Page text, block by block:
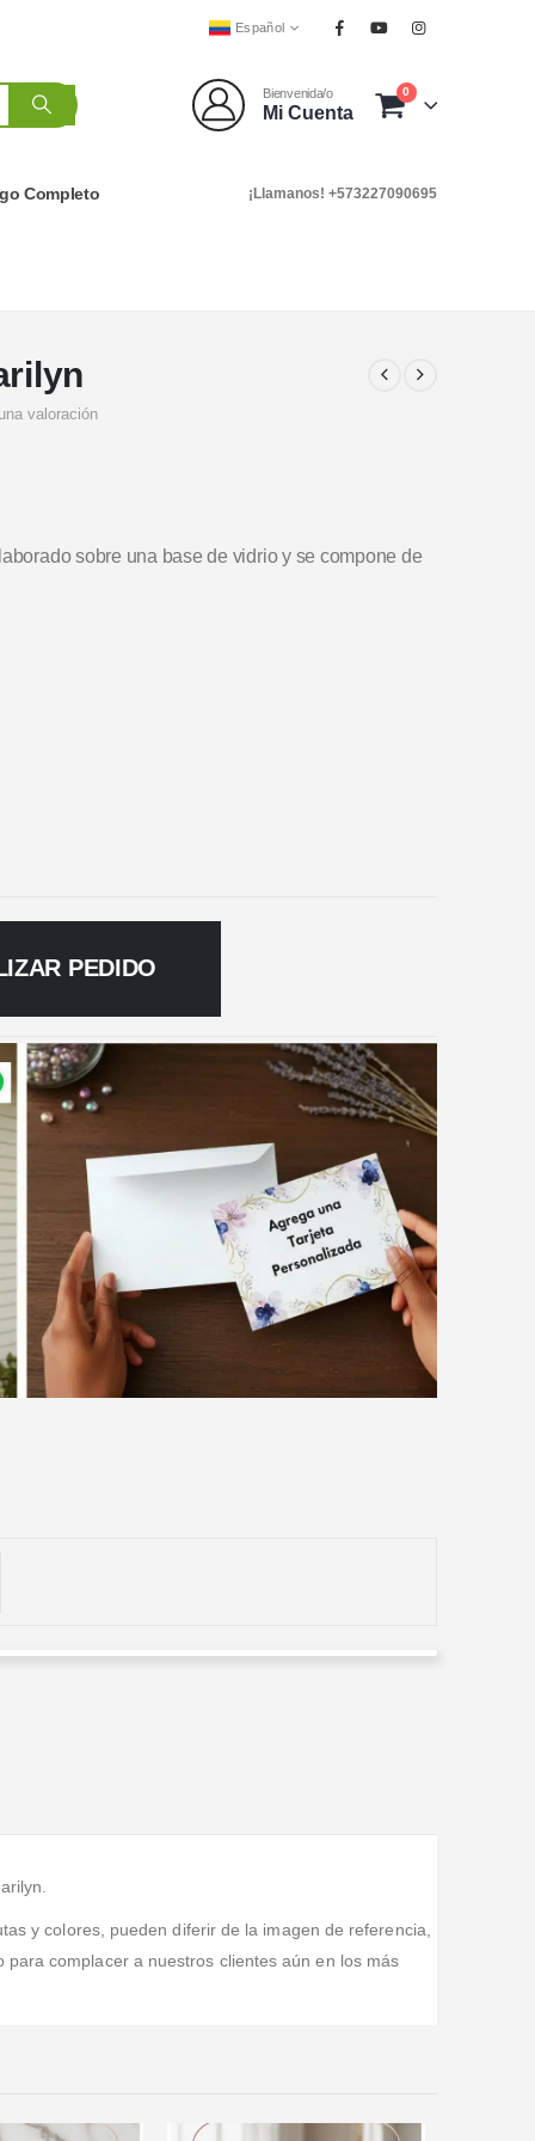
Español
Bienvenida/o
Mi Cuenta
0
Completo ¡Llamanos! +573227090695
valoración
sobre una base de vidrio y se compone de
PEDIDO
y colores, pueden diferir de la imagen de referencia,
complacer a nuestros clientes aún en los más